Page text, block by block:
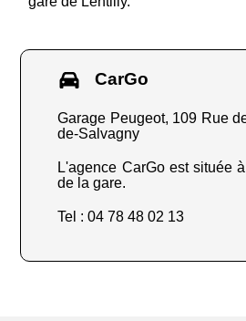
CarGo
Garage Peugeot, 109 Rue
de-Salvagny
L'agence CarGo est située
de la gare.
Tel : 04 78 48 02 13